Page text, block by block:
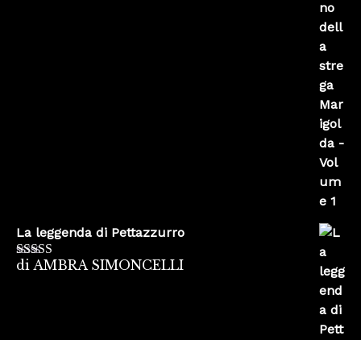
La leggenda di Pettazzurro
Valutato5su
di AMBRA SIMONCELLI